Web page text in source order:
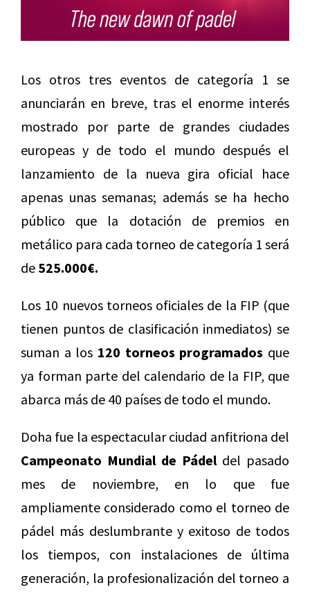
Los otros tres eventos de categoría 1 se
anunciarán en breve, tras el enorme interés
mostrado por parte de grandes ciudades
europeas y de todo el mundo después el
lanzamiento de la nueva gira oficial hace
apenas unas semanas; además se ha hecho
público que la dotación de premios en
metálico para cada torneo de categoría 1 será
de 525.000€.
Los 10 nuevos torneos oficiales de la FIP (que
tienen puntos de clasificación inmediatos) se
suman a los 120 torneos programados que
ya forman parte del calendario de la FIP, que
abarca más de 40 países de todo el mundo.
Doha fue la espectacular ciudad anfitriona del
Campeonato Mundial de Pádeldel pasado
mes de noviembre, en lo que fue
ampliamente considerado como el torneo de
pádel más deslumbrante y exitoso de todos
los tiempos, con instalaciones de última
generación, la profesionalización del torneo a